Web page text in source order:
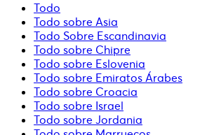
Todo
Todo sobre Asia
Todo Sobre Escandinavia
Todo sobre Chipre
Todo sobre Eslovenia
Todo sobre Emiratos Árabes
Todo sobre Croacia
Todo sobre Israel
Todo sobre Jordania